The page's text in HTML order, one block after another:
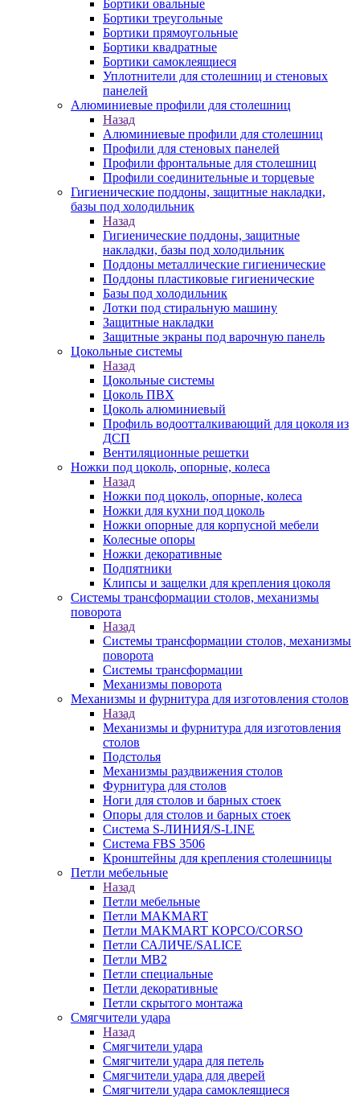
Бортики овальные
Бортики треугольные
Бортики прямоугольные
Бортики квадратные
Бортики самоклеящиеся
Уплотнители для столешниц и стеновых
панелей
Алюминиевые профили для столешниц
Назад
Алюминиевые профили для столешниц
Профили для стеновых панелей
Профили фронтальные для столешниц
Профили соединительные и торцевые
Гигиенические поддоны, защитные накладки,
базы под холодильник
Назад
Гигиенические поддоны, защитные
накладки, базы под холодильник
Поддоны металлические гигиенические
Поддоны пластиковые гигиенические
Базы под холодильник
Лотки под стиральную машину
Защитные накладки
Защитные экраны под варочную панель
Цокольные системы
Назад
Цокольные системы
Цоколь ПВХ
Цоколь алюминиевый
Профиль водоотталкивающий для цоколя из
ДСП
Вентиляционные решетки
Ножки под цоколь, опорные, колеса
Назад
Ножки под цоколь, опорные, колеса
Ножки для кухни под цоколь
Ножки опорные для корпусной мебели
Колесные опоры
Ножки декоративные
Подпятники
Клипсы и защелки для крепления цоколя
Системы трансформации столов, механизмы
поворота
Назад
Системы трансформации столов, механизмы
поворота
Системы трансформации
Механизмы поворота
Механизмы и фурнитура для изготовления столов
Назад
Механизмы и фурнитура для изготовления
столов
Подстолья
Механизмы раздвижения столов
Фурнитура для столов
Ноги для столов и барных стоек
Опоры для столов и барных стоек
Система S-ЛИНИЯ/S-LINE
Система FBS 3506
Кронштейны для крепления столешницы
Петли мебельные
Назад
Петли мебельные
Петли MAKMART
Петли MAKMART КОРСО/CORSO
Петли САЛИЧЕ/SALICE
Петли MB2
Петли специальные
Петли декоративные
Петли скрытого монтажа
Смягчители удара
Назад
Смягчители удара
Смягчители удара для петель
Смягчители удара для дверей
Cмягчители удара самоклеящиеся